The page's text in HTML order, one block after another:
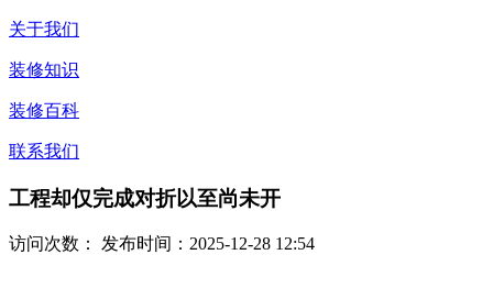
关于我们
装修知识
装修百科
联系我们
工程却仅完成对折以至尚未开
访问次数： 发布时间：2025-12-28 12:54